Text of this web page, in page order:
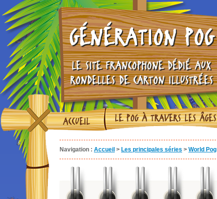
GÉNÉRATION POG
LE SITE FRANCOPHONE DÉDIÉ AUX
RONDELLES DE CARTON ILLUSTRÉES
ACCUEIL LE POG À TRAVERS LES ÂGES
Navigation : Accueil > Les principales séries > World